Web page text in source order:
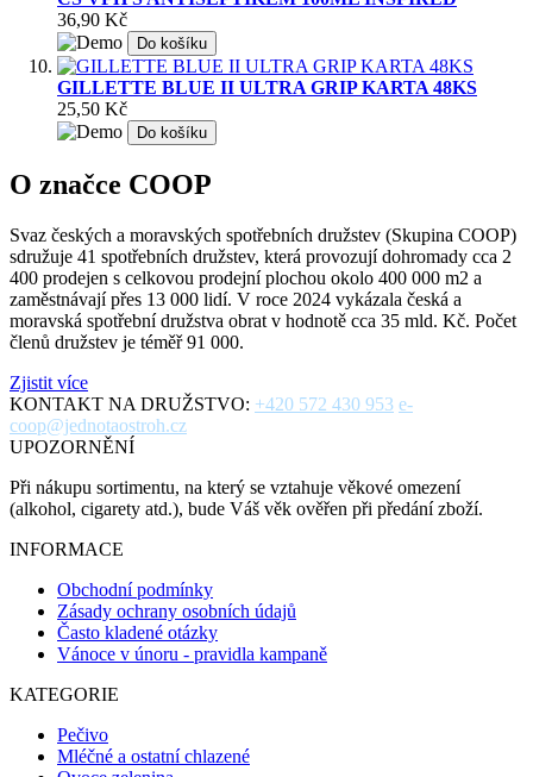
36,90 Kč
Do košíku
GILLETTE BLUE II ULTRA GRIP KARTA 48KS
25,50 Kč
Do košíku
O značce COOP
Svaz českých a moravských spotřebních družstev (Skupina COOP)
sdružuje 41 spotřebních družstev, která provozují dohromady cca 2
400 prodejen s celkovou prodejní plochou okolo 400 000 m2 a
zaměstnávají přes 13 000 lidí. V roce 2024 vykázala česká a
moravská spotřební družstva obrat v hodnotě cca 35 mld. Kč. Počet
členů družstev je téměř 91 000.
Zjistit více
KONTAKT NA DRUŽSTVO: +420 572 430 953 e-
coop@jednotaostroh.cz
UPOZORNĚNÍ
Při nákupu sortimentu, na který se vztahuje věkové omezení
(alkohol, cigarety atd.), bude Váš věk ověřen při předání zboží.
INFORMACE
Obchodní podmínky
Zásady ochrany osobních údajů
Často kladené otázky
Vánoce v únoru - pravidla kampaně
KATEGORIE
Pečivo
Mléčné a ostatní chlazené